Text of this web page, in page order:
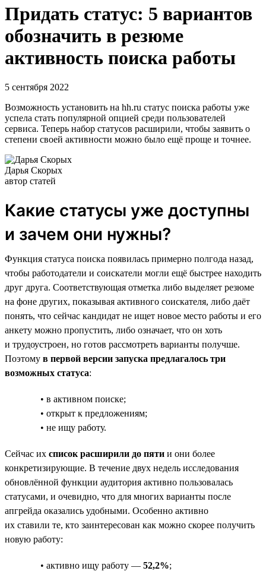
Придать статус: 5 вариантов
обозначить в резюме
активность поиска работы
5 сентября 2022
Возможность установить на hh.ru статус поиска работы уже
успела стать популярной опцией среди пользователей
сервиса. Теперь набор статусов расширили, чтобы заявить о
степени своей активности можно было ещё проще и точнее.
Дарья Скорых
автор статей
Какие статусы уже доступны
и зачем они нужны?
Функция статуса поиска появилась примерно полгода назад,
чтобы работодатели и соискатели могли ещё быстрее находить
друг друга. Соответствующая отметка либо выделяет резюме
на фоне других, показывая активного соискателя, либо даёт
понять, что сейчас кандидат не ищет новое место работы и его
анкету можно пропустить, либо означает, что он хоть
и трудоустроен, но готов рассмотреть варианты получше.
Поэтому в первой версии запуска предлагалось три
возможных статуса:
• в активном поиске;
• открыт к предложениям;
• не ищу работу.
Сейчас их список расширили до пяти и они более
конкретизирующие. В течение двух недель исследования
обновлённой функции аудитория активно пользовалась
статусами, и очевидно, что для многих варианты после
апгрейда оказались удобными. Особенно активно
их ставили те, кто заинтересован как можно скорее получить
новую работу:
• активно ищу работу — 52,2%;